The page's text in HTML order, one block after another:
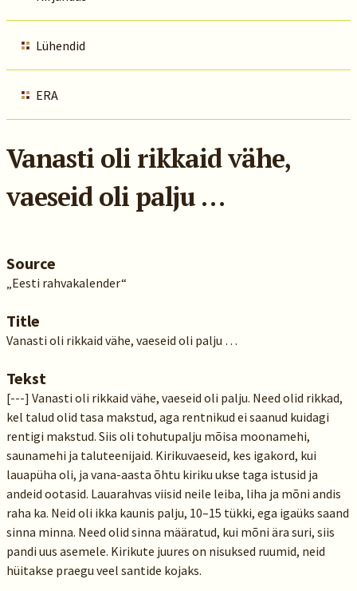
Lühendid
ERA
Vanasti oli rikkaid vähe,
vaeseid oli palju …
Source
„Eesti rahvakalender“
Title
Vanasti oli rikkaid vähe, vaeseid oli palju …
Tekst
[---] Vanasti oli rikkaid vähe, vaeseid oli palju. Need olid rikkad,
kel talud olid tasa makstud, aga rentnikud ei saanud kuidagi
rentigi makstud. Siis oli tohutupalju mõisa moonamehi,
saunamehi ja taluteenijaid. Kirikuvaeseid, kes igakord, kui
lauapüha oli, ja vana-aasta õhtu kiriku ukse taga istusid ja
andeid ootasid. Lauarahvas viisid neile leiba, liha ja mõni andis
raha ka. Neid oli ikka kaunis palju, 10–15 tükki, ega igaüks saand
sinna minna. Need olid sinna määratud, kui mõni ära suri, siis
pandi uus asemele. Kirikute juures on nisuksed ruumid, neid
hüitakse praegu veel santide kojaks.